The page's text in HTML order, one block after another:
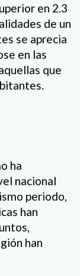
en 2.3
de un
se aprecia
en las
que
ha
nacional
periodo,
han
han